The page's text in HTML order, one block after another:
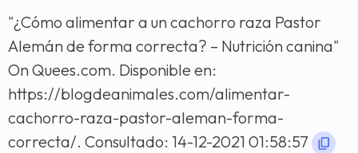
"¿Cómo alimentar a un cachorro raza Pastor
Alemán de forma correcta? – Nutrición canina"
On Quees.com. Disponible en:
https://blogdeanimales.com/alimentar-
cachorro-raza-pastor-aleman-forma-
correcta/. Consultado: 14-12-2021 01:58:57